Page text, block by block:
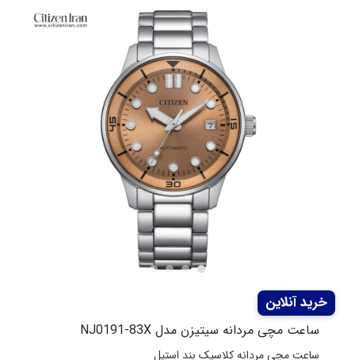
ساعت مچی مردانه سیتیزن مدل NJ0191-83X
ساعت مچی مردانه کلاسیک بند استیل